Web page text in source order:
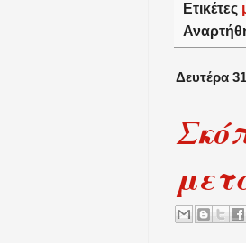
Ετικέτες
Δευτέρα